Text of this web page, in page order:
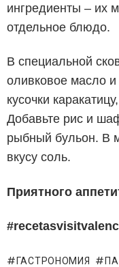
ингредиенты – их
отдельное блюдо.
В специальной
оливковое масло
кусочки
Добавьте рис и
рыбный бульон. В
вкусу соль.
Приятного
ГАСТРОНОМИЯ